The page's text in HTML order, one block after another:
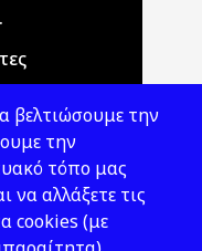
βελτιώσουμε την
την
τόπο μας
να αλλάξετε τις
cookies (με